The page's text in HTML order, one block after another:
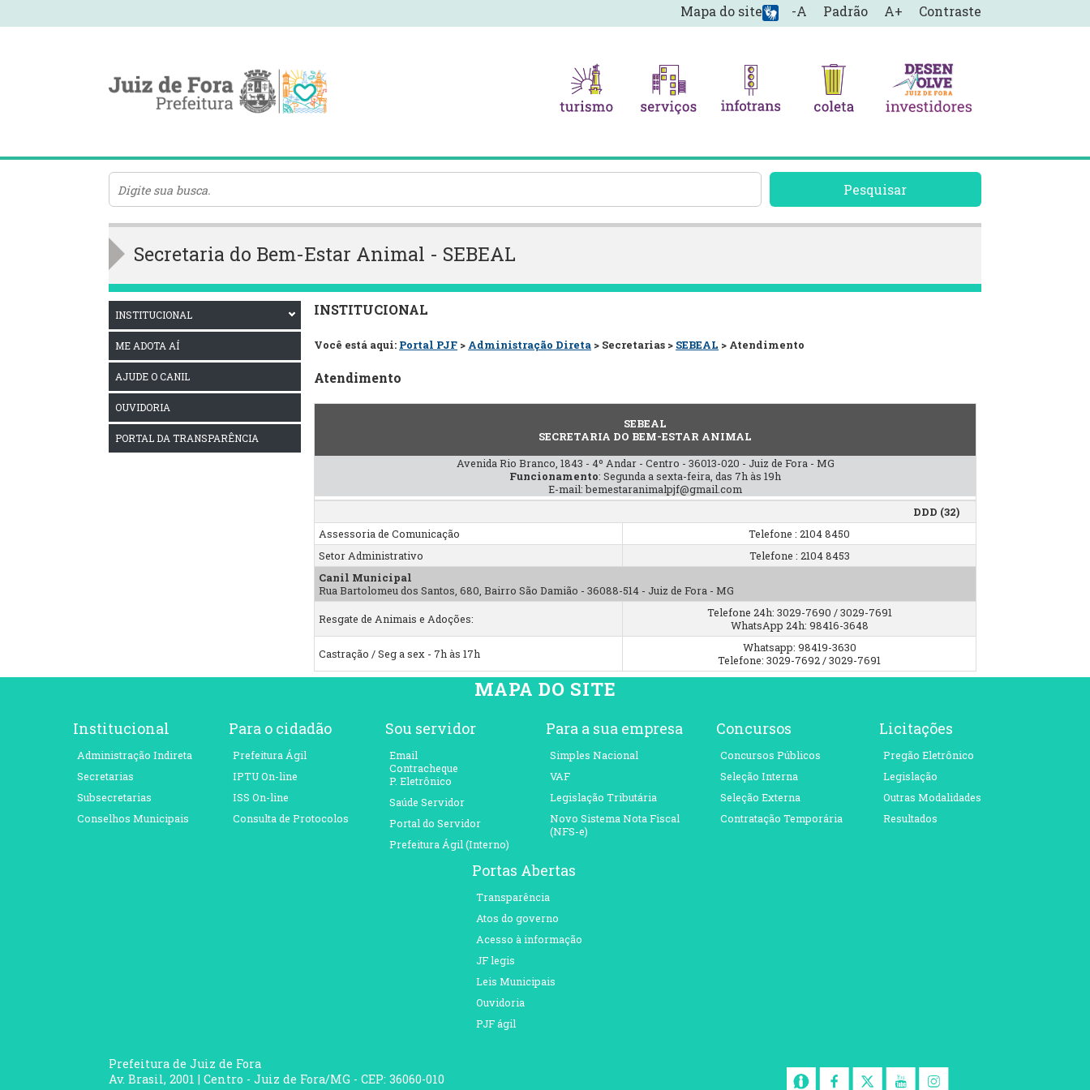
-A Padrão A+ Contraste
Mapa do site
Pesquisar
Secretaria do Bem-Estar Animal - SEBEAL
INSTITUCIONAL
ME ADOTA AÍ
AJUDE O CANIL
OUVIDORIA
PORTAL DA TRANSPARÊNCIA
INSTITUCIONAL
Você está aqui: Portal PJF > Administração Direta > Secretarias > SEBEAL > Atendimento
Atendimento
SEBEAL
SECRETARIA DO BEM-ESTAR ANIMAL
Avenida Rio Branco, 1843 - 4º Andar - Centro - 36013-020 - Juiz de Fora - MG
Funcionamento: Segunda a sexta-feira, das 7h às 19h
E-mail: bemestaranimalpjf@gmail.com
DDD (32)
Assessoria de Comunicação
Telefone : 2104 8450
Setor Administrativo
Telefone : 2104 8453
Canil Municipal
Rua Bartolomeu dos Santos, 680, Bairro São Damião - 36088-514 - Juiz de Fora - MG
Resgate de Animais e Adoções:
Telefone 24h: 3029-7690 / 3029-7691
WhatsApp 24h: 98416-3648
Castração / Seg a sex - 7h às 17h
Whatsapp: 98419-3630
Telefone: 3029-7692 / 3029-7691
MAPA DO SITE
Institucional
Administração Indireta
Secretarias
Subsecretarias
Conselhos Municipais
Para o cidadão
Prefeitura Ágil
IPTU On-line
ISS On-line
Consulta de Protocolos
Sou servidor
Email
Contracheque
P. Eletrônico
Saúde Servidor
Portal do Servidor
Prefeitura Ágil (Interno)
Para a sua empresa
Simples Nacional
VAF
Legislação Tributária
Novo Sistema Nota Fiscal
(NFS-e)
Concursos
Concursos Públicos
Seleção Interna
Seleção Externa
Contratação Temporária
Licitações
Pregão Eletrônico
Legislação
Outras Modalidades
Resultados
Portas Abertas
Transparência
Atos do governo
Acesso à informação
JF legis
Leis Municipais
Ouvidoria
PJF ágil
Prefeitura de Juiz de Fora
Av. Brasil, 2001 | Centro - Juiz de Fora/MG - CEP: 36060-010